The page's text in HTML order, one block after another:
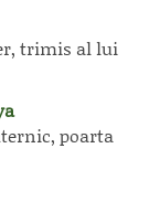
trimis al lui
poarta